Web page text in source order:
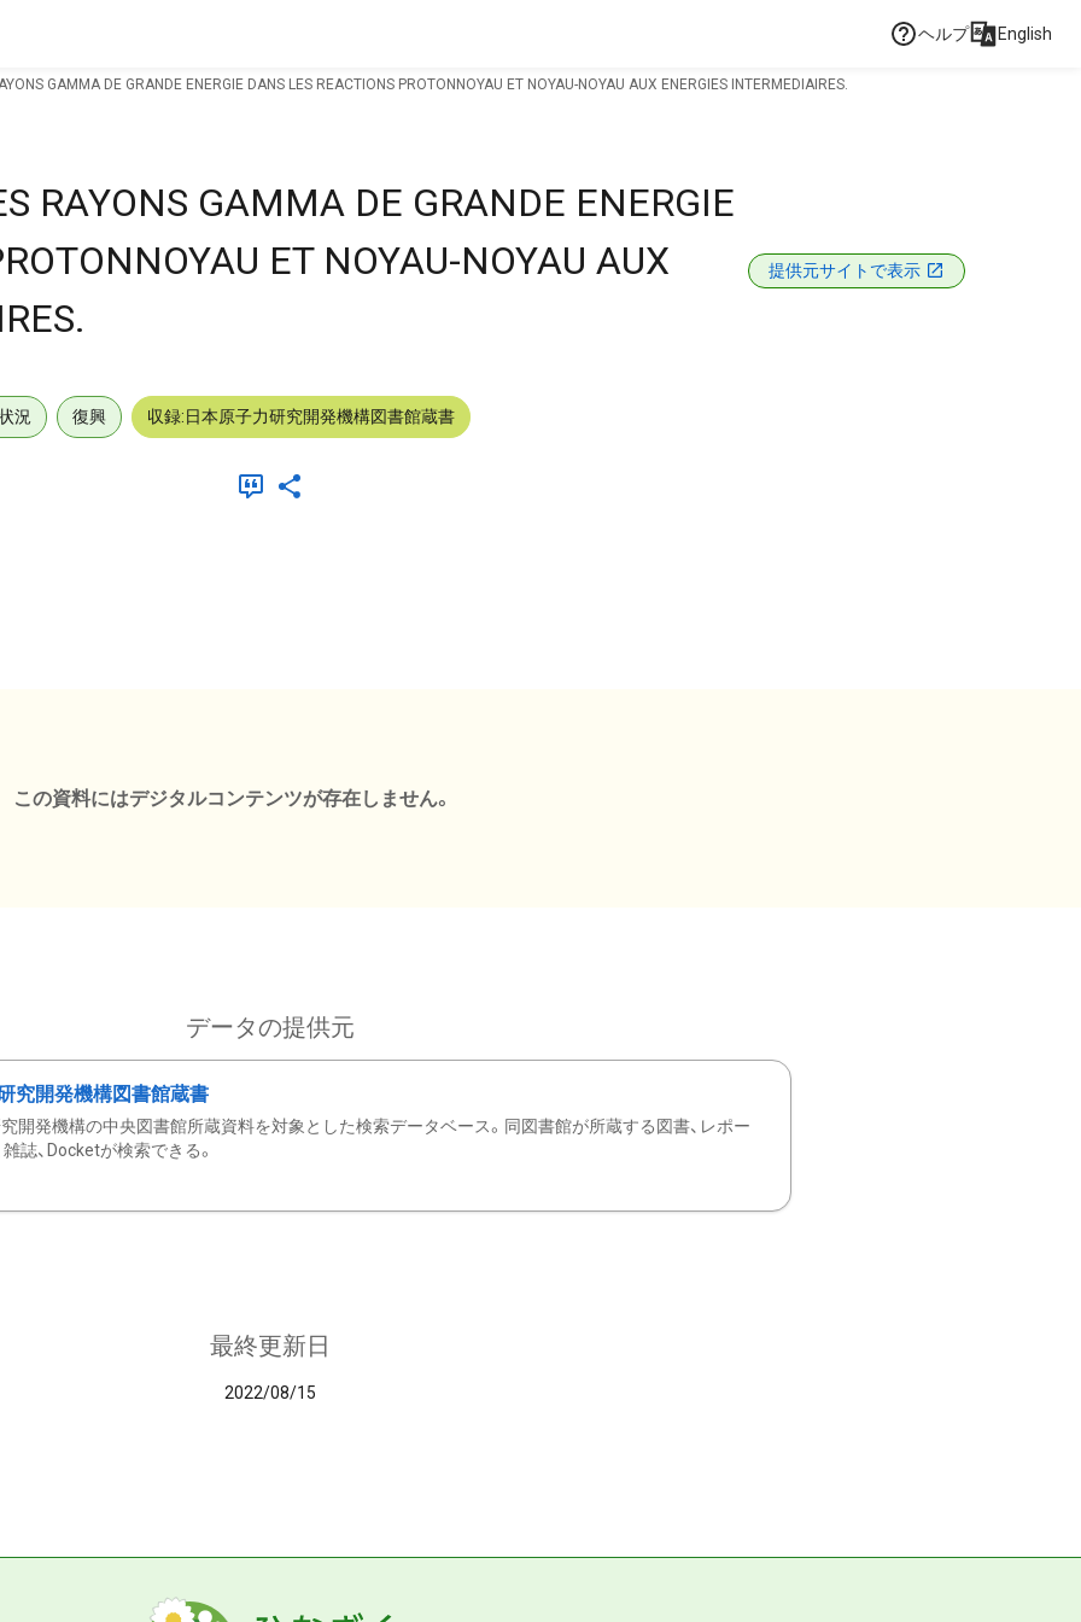
ヘルプ English
GAMMA DE GRANDE ENERGIE DANS LES REACTIONS PROTONNOYAU ET NOYAU-NOYAU AUX ENERGIES INTERMEDIAIRES.
RAYONS GAMMA DE GRANDE ENERGIE
ET NOYAU-NOYAU AUX
提供元サイトで表示
況 復興 収録:日本原子力研究開発機構図書館蔵書
この資料にはデジタルコンテンツが存在しません。
データの提供元
究開発機構図書館蔵書
開発機構の中央図書館所蔵資料を対象とした検索データベース。同図書館が所蔵する図書、レポー
雑誌、Docketが検索できる。
最終更新日
2022/08/15